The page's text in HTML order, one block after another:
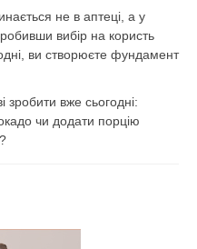
не в аптеці, а у
вибір на користь
ви створюєте фундамент
зробити вже сьогодні:
чи додати порцію